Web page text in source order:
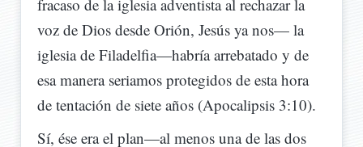
fracaso de la iglesia adventista al rechazar la
voz de Dios desde Orión, Jesús ya nos— la
iglesia de Filadelfia—habría arrebatado y de
esa manera seriamos protegidos de esta hora
de tentación de siete años (Apocalipsis 3:10).
Sí, ése era el plan—al menos una de las dos